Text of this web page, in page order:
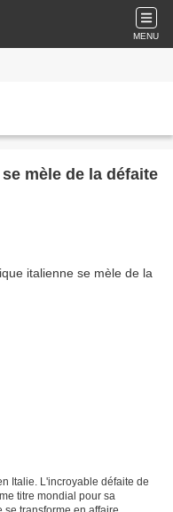
MENU
mèle de la défaite
Italie. L'incroyable défaite de
titre mondial pour sa